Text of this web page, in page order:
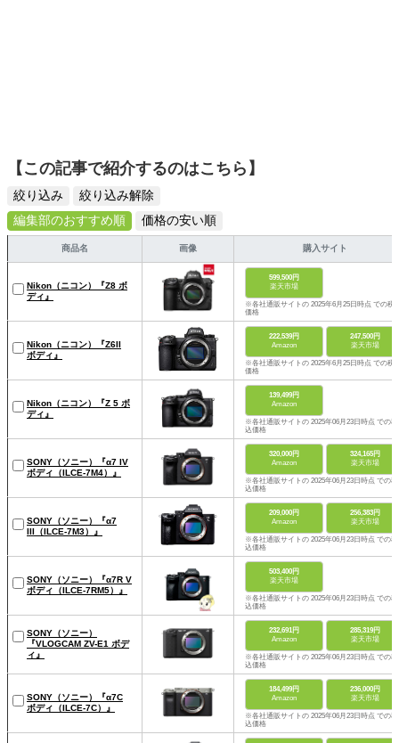
【この記事で紹介するのはこちら】
絞り込み
絞り込み解除
編集部のおすすめ順
価格の安い順
商品名 画像 購入サイト
Nikon（ニコン）『Z8 ボ
ディ』
599,500円
楽天市場
※各社通販サイトの 2025年6月25日時点 での税
価格
Nikon（ニコン）『Z6II
ボディ』
222,539円
Amazon
247,500円
楽天市場
※各社通販サイトの 2025年6月25日時点 での税
価格
Nikon（ニコン）『Z 5 ボ
ディ』
139,499円
Amazon
※各社通販サイトの 2025年06月23日時点 での税
込価格
SONY（ソニー）『α7 IV
ボディ（ILCE-7M4）』
320,000円
Amazon
324,165円
楽天市場
※各社通販サイトの 2025年06月23日時点 での税
込価格
SONY（ソニー）『α7
III（ILCE-7M3）』
209,000円
Amazon
256,383円
楽天市場
※各社通販サイトの 2025年06月23日時点 での税
込価格
SONY（ソニー）『α7R V
ボディ（ILCE-7RM5）』
503,400円
楽天市場
※各社通販サイトの 2025年06月23日時点 での税
込価格
SONY（ソニー）
『VLOGCAM ZV-E1 ボデ
ィ』
232,691円
Amazon
285,319円
楽天市場
※各社通販サイトの 2025年06月23日時点 での税
込価格
SONY（ソニー）『α7C
ボディ（ILCE-7C）』
184,499円
Amazon
236,000円
楽天市場
※各社通販サイトの 2025年06月23日時点 での税
込価格